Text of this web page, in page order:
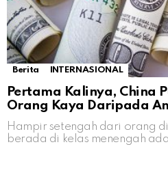
Berita INTERNASIONAL
Pertama Kalinya, China
Orang Kaya Daripada
Hampir setengah dari orang
berada di kelas menengah